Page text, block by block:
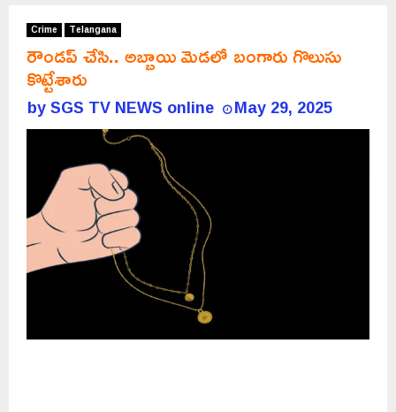
Crime Telangana
రౌండప్ చేసి.. అబ్బాయి మెడలో బంగారు గొలుసు
కొట్టేశారు
bySGS TV NEWS online May 29, 2025